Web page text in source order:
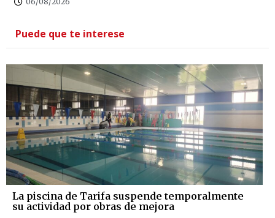
Puede que te interese
La piscina de Tarifa suspende temporalmente
su actividad por obras de mejora